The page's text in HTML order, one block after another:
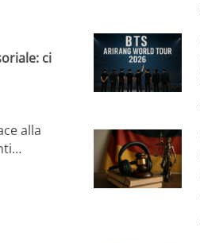
ci
alla